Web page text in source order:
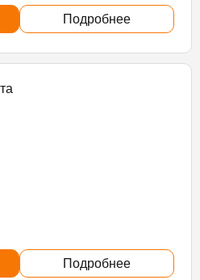
Подробнее
Подробнее